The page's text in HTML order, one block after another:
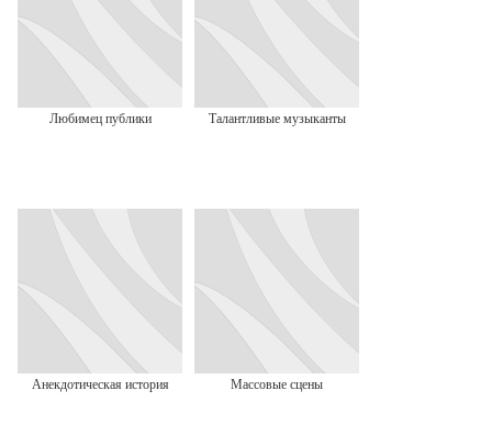
Любимец публики Талантливые музыканты
Анекдотическая история Массовые сцены